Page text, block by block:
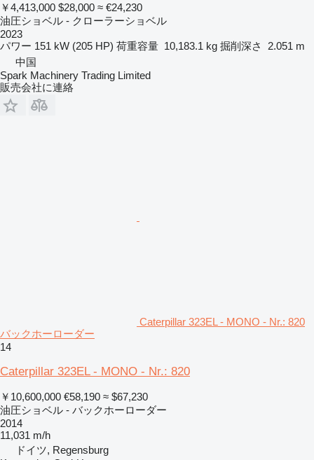
￥4,413,000 $28,000 ≈ €24,230
油圧ショベル - クローラーショベル
2023
パワー 151 kW (205 HP) 荷重容量 10,183.1 kg 掘削深さ
2.051 m
中国
Spark Machinery Trading Limited
販売会社に連絡
Caterpillar 323EL - MONO - Nr.: 820
バックホーローダー
14
Caterpillar 323EL - MONO - Nr.: 820
￥10,600,000 €58,190 ≈ $67,230
油圧ショベル - バックホーローダー
2014
11,031 m/h
ドイツ, Regensburg